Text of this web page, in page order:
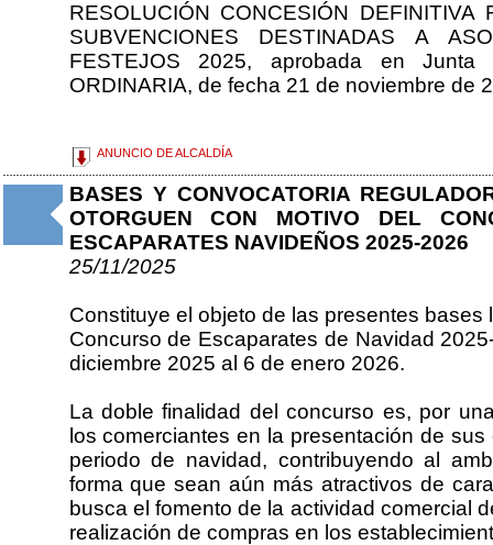
RESOLUCIÓN CONCESIÓN
SUBVENCIONES DESTINADAS A
FESTEJOS 2025, aprobada en
ORDINARIA, de fecha 21 de noviembre de
ANUNCIO DE ALCALDÍA
BASES Y CONVOCATORIA
OTORGUEN CON MOTIVO DEL
ESCAPARATES NAVIDEÑOS 2025-2026
25/11/2025
Constituye el objeto de las presentes
Concurso de Escaparates de Navidad
diciembre 2025 al 6 de enero 2026.
La doble finalidad del concurso es, por
los comerciantes en la presentación de
periodo de navidad, contribuyendo al
forma que sean aún más atractivos de
busca el fomento de la actividad comercial
realización de compras en los